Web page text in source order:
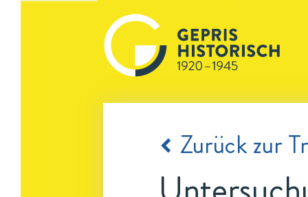
Zurück zur